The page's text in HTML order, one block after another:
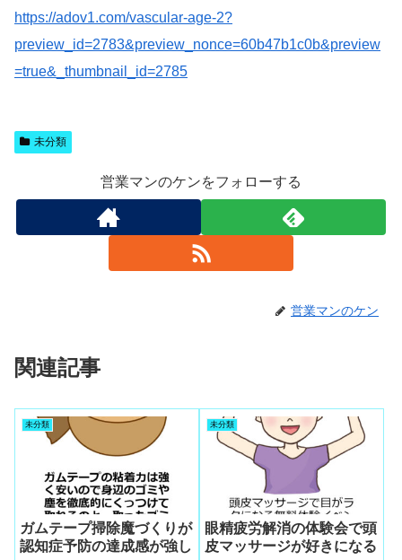
https://adov1.com/vascular-age-2?
preview_id=2783&preview_nonce=60b47b1c0b&preview
=true&_thumbnail_id=2785
未分類
営業マンのケンをフォローする
営業マンのケン
関連記事
未分類
ガムテープ掃除魔づくりが
認知症予防の達成感が強し
未分類
眼精疲労解消の体験会で頭
皮マッサージが好きになる